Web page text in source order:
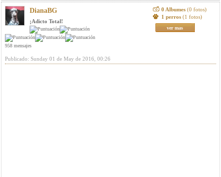
DianaBG
¡Adicto Total!
958 mensajes
0 Albumes (0 fotos)
1 perros (1 fotos)
ver mas
Publicado: Sunday 01 de May de 2016, 00:26